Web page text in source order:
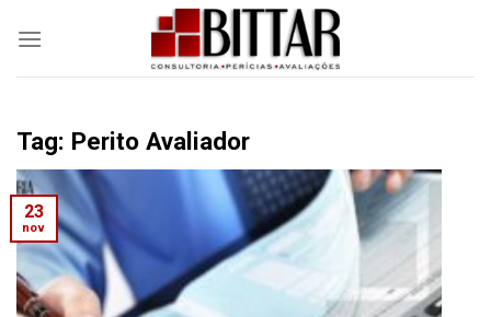
Tag: Perito Avaliador
23
nov